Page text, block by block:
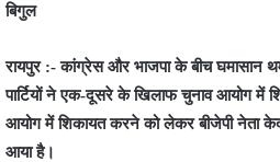
बिगुल
रायपुर :- कांग्रेस और भाजपा के बीच घमासान
पार्टियों ने एक-दूसरे के खिलाफ चुनाव आयोग में
आयोग में शिकायत करने को लेकर बीजेपी नेता
आया है।